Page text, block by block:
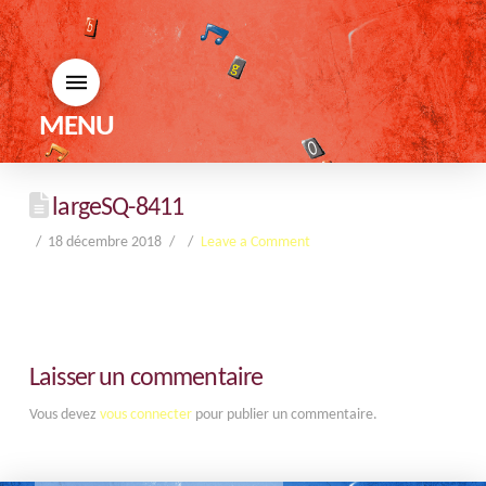
MENU
largeSQ-8411
18 décembre 2018 Leave a Comment
Laisser un commentaire
Vous devez vous connecterpour publier un commentaire.